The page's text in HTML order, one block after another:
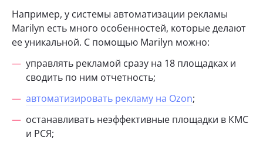
Например, у системы автоматизации рекламы
Marilyn есть много особенностей, которые делают
ее уникальной. С помощью Marilyn можно:
управлять рекламой сразу на 18 площадках и
сводить по ним отчетность;
автоматизировать рекламу на Ozon;
останавливать неэффективные площадки в КМС
и РСЯ;